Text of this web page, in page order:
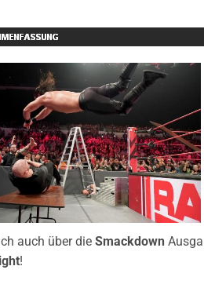
auch über dieSmackdown
!